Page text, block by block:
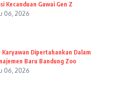
Kecanduan Gawai Gen Z
06, 2026
Karyawan Dipertahankan Dalam
Baru Bandung Zoo
06, 2026